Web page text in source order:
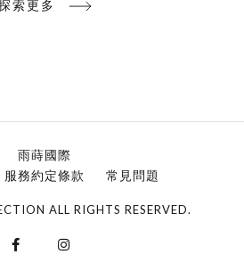
索更多
雨蒔國際
服務約定條款 常見問題
ALL RIGHTS RESERVED.